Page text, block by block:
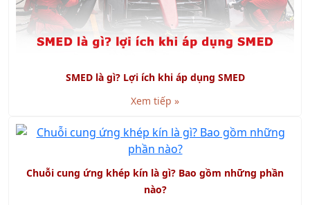
SMED là gì? Lợi ích khi áp dụng SMED
Chuỗi cung ứng khép kín là gì? Bao gồm những phần
nào?
Xem tiếp »